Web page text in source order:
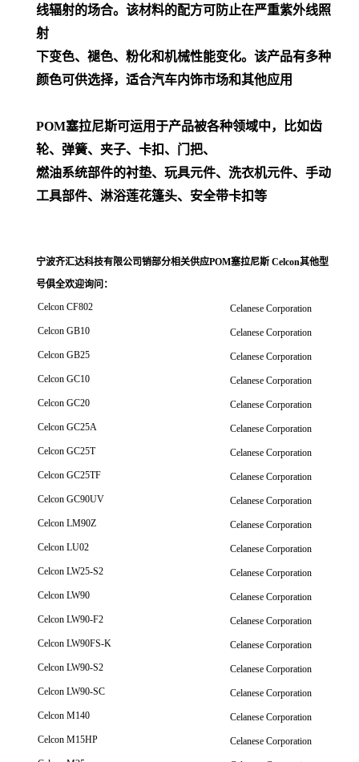
线辐射的场合。该材料的配方可防止在严重紫外线照
射
下变色、褪色、粉化和机械性能变化。该产品有多种
颜色可供选择，适合汽车内饰市场和其他应用
POM塞拉尼斯可运用于产品被各种领域中，比如齿
轮、弹簧、夹子、卡扣、门把、
燃油系统部件的衬垫、玩具元件、洗衣机元件、手动
工具部件、淋浴莲花篷头、安全带卡扣等
宁波齐汇达科技有限公司销部分相关供应POM塞拉尼斯 Celcon其他型
号俱全欢迎询问 ：
Celcon CF802
Celanese Corporation
Celcon GB10
Celanese Corporation
Celcon GB25
Celanese Corporation
Celcon GC10
Celanese Corporation
Celcon GC20
Celanese Corporation
Celcon GC25A
Celanese Corporation
Celcon GC25T
Celanese Corporation
Celcon GC25TF
Celanese Corporation
Celcon GC90UV
Celanese Corporation
Celcon LM90Z
Celanese Corporation
Celcon LU02
Celanese Corporation
Celcon LW25-S2
Celanese Corporation
Celcon LW90
Celanese Corporation
Celcon LW90-F2
Celanese Corporation
Celcon LW90FS-K
Celanese Corporation
Celcon LW90-S2
Celanese Corporation
Celcon LW90-SC
Celanese Corporation
Celcon M140
Celanese Corporation
Celcon M15HP
Celanese Corporation